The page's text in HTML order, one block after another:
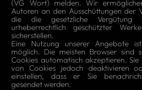
(VG Wort) melden. Wir
Autoren an den Ausschüttungen der
die die gesetzliche Vergütung
urheberrechtlich geschützter
sicherstellen.
Eine Nutzung unserer Angebote
möglich. Die meisten Browser sind
Cookies automatisch akzeptieren.
von Cookies jedoch deaktivieren
einstellen, dass er Sie
gesendet werden.